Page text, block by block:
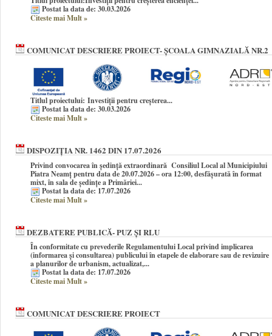
Postat la data de: 30.03.2026
Citeste mai Mult»
COMUNICAT DESCRIERE PROIECT- ȘCOALA GIMNAZIALĂ NR.2
Titlul proiectului: Investiții pentru creșterea...
Postat la data de: 30.03.2026
Citeste mai Mult»
DISPOZIȚIA NR. 1462 DIN 17.07.2026
Privind convocarea în şedinţă extraordinară Consiliul Local al Municipiului
Piatra Neamţ pentru data de 20.07.2026 – ora 12:00, desfășurată în format
mixt, în sala de ședințe a Primăriei...
Postat la data de: 17.07.2026
Citeste mai Mult»
DEZBATERE PUBLICĂ- PUZ ȘI RLU
În conformitate cu prevederile Regulamentului Local privind implicarea
(informarea și consultarea) publicului în etapele de elaborare sau de revizuire
a planurilor de urbanism, actualizat,...
Postat la data de: 17.07.2026
Citeste mai Mult»
COMUNICAT DESCRIERE PROIECT